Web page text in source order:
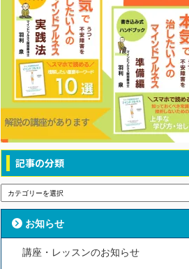
記事の分類
お知らせ
講座・レッスンのお知らせ